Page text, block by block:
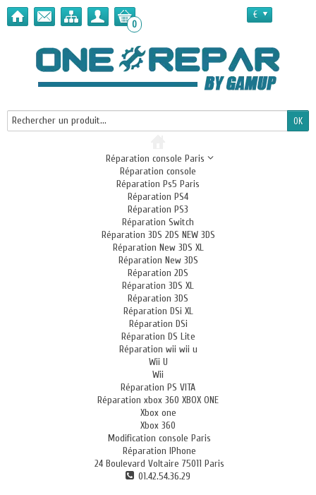
0
€
Réparation console Paris
Réparation console
Réparation Ps5 Paris
Réparation PS4
Réparation PS3
Réparation Switch
Réparation 3DS 2DS NEW 3DS
Réparation New 3DS XL
Réparation New 3DS
Réparation 2DS
Réparation 3DS XL
Réparation 3DS
Réparation DSi XL
Réparation DSi
Réparation DS Lite
Réparation wii wii u
Wii U
Wii
Réparation PS VITA
Réparation xbox 360 XBOX ONE
Xbox one
Xbox 360
Modification console Paris
Réparation IPhone
24 Boulevard Voltaire 75011 Paris
01.42.54.36.29